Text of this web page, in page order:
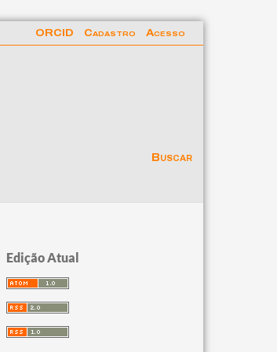
Buscar
ORCID Cadastro Acesso
Edição Atual